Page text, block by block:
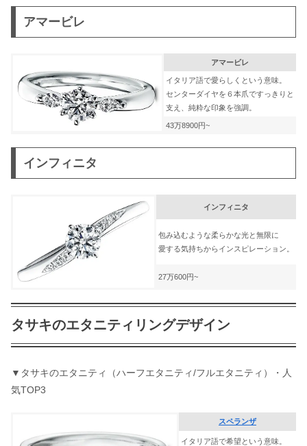
アマービレ
アマービレ
イタリア語で愛らしくという意味。
センターダイヤを６本爪ですっきりと
支え、純粋な印象を強調。
43万8900円~
インフィニタ
インフィニタ
包み込むような柔らかな光と無限に
愛する気持ちからインスピレーション。
27万600円~
タサキのエタニティリングデザイン
▼タサキのエタニティ（ハーフエタニティ/フルエタニティ）・人
気TOP3​
スペランザ
イタリア語で希望という意味。